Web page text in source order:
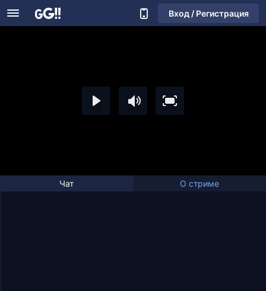
Вход / Регистрация
Чат О стриме